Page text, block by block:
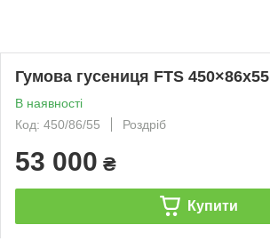
Гумова гусениця FTS 450×86x55
В наявності
Код: 450/86/55
Роздріб
53 000 ₴
Купити